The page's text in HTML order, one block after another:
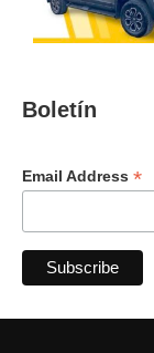
Boletín
Email Address *